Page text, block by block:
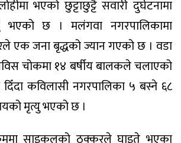
भएको छुट्टाछुट्टै सवारी दुर्घटनामा
छ । मलंगवा नगरपालिकामा
एक जना बृद्धको ज्यान गएको छ । वडा
चोकमा १४ बर्षीय बालकले चलाएको
कविलासी नगरपालिका ५ बस्ने ६८
मृत्यु भएको छ ।